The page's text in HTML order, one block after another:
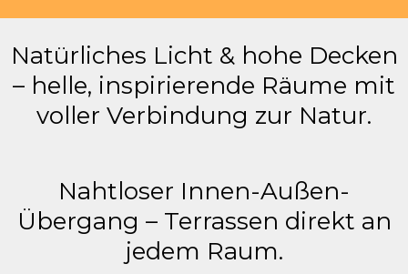
Natürliches Licht & hohe Decken
– helle, inspirierende Räume mit
voller Verbindung zur Natur.
Nahtloser Innen-Außen-
Übergang – Terrassen direkt an
jedem Raum.